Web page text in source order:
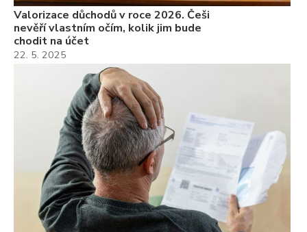
Valorizace důchodů v roce 2026. Češi
nevěří vlastním očím, kolik jim bude
chodit na účet
22. 5. 2025